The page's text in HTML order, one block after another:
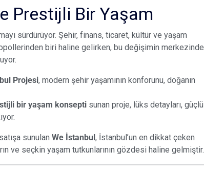
Prestijli Bir Yaşam
sürdürüyor. Şehir, finans, ticaret, kültür ve yaşam
biri haline gelirken, bu değişimin merkezinde
Projesi, modern şehir yaşamının konforunu, doğanın
bir yaşam konsepti sunan proje, lüks detayları, güçlü
sunulan We İstanbul , İstanbul’un en dikkat çeken
ve seçkin yaşam tutkunlarının gözdesi haline gelmiştir.